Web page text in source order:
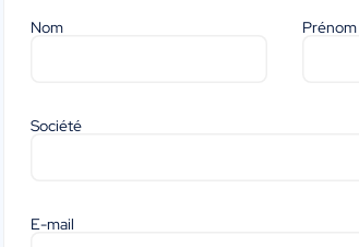
Nom Prénom
Société
E-mail